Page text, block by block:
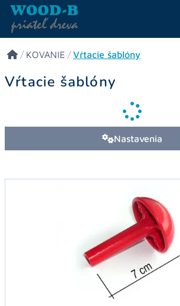
/ KOVANIE / Vŕtacie šablóny
Vŕtacie šablóny
Nastavenia